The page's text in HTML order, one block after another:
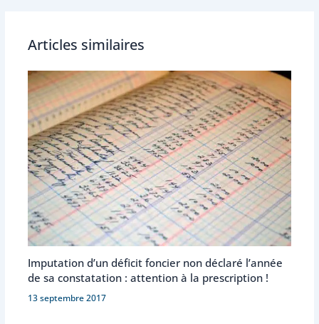
Articles similaires
Imputation d’un déficit foncier non déclaré l’année
de sa constatation : attention à la prescription !
13 septembre 2017